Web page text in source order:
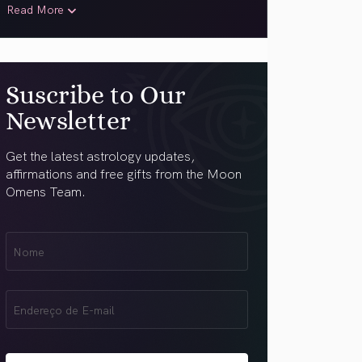
Read More
Suscribe to Our
Newsletter
Get the latest astrology updates,
affirmations and free gifts from the Moon
Omens Team.
(obrigatório)
(obrigatório)